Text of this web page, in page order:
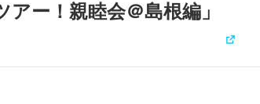
ー！親睦会＠島根編」